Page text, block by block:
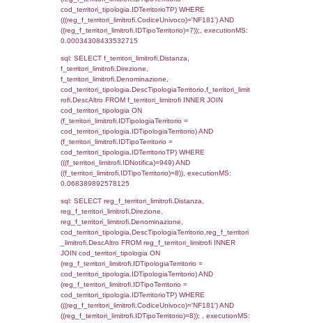
f_territori_limitrofi INNER JOIN
(f_territori_limitrofi.IDTipologiaTerritorio =
cod_territori_tipologia.IDTipologiaTerritorio)
(f_territori_limitrofi.IDTipoTerritorio =
cod_territori_tipologia.IDTerritorioTP)
(((f_territori_limitrofi.IDNotifica)=949) AND
((f_territori_limitrofi.IDTipoTerritorio)=2)),
0.068820953369141
sql: SELECT f_territori_limitrofi.Distanza,
f_territori_limitrofi.Direzione,
f_territori_limitrofi.Denominazione,
f_territori_limitrofi.DescAltro FROM
JOIN cod_territori_tipologia ON
(f_territori_limitrofi.IDTipologiaTerritorio =
cod_territori_tipologia.IDTipologiaTerritorio)
(f_territori_limitrofi.IDTipoTerritorio =
cod_territori_tipologia.IDTerritorioTP)
(((f_territori_limitrofi.IDNotifica)=949) AND